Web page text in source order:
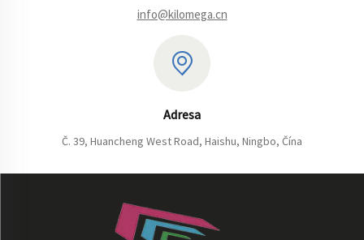
info@kilomega.cn
Adresa
Č. 39, Huancheng West Road, Haishu, Ningbo, Čína